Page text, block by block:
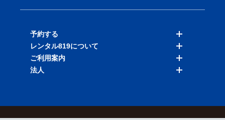
予約する
バイクを探す
店舗を探す
レンタル819について
料金表
ご利用案内
法人